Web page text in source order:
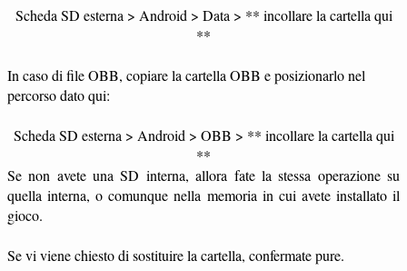
Scheda SD esterna > Android > Data > ** incollare la cartella qui
**
In caso di file OBB, copiare la cartella OBB e posizionarlo nel
percorso dato qui:
Scheda SD esterna > Android > OBB > ** incollare la cartella qui
**
Se non avete una SD interna, allora fate la stessa operazione su
quella interna, o comunque nella memoria in cui avete installato il
gioco.
Se vi viene chiesto di sostituire la cartella, confermate pure.